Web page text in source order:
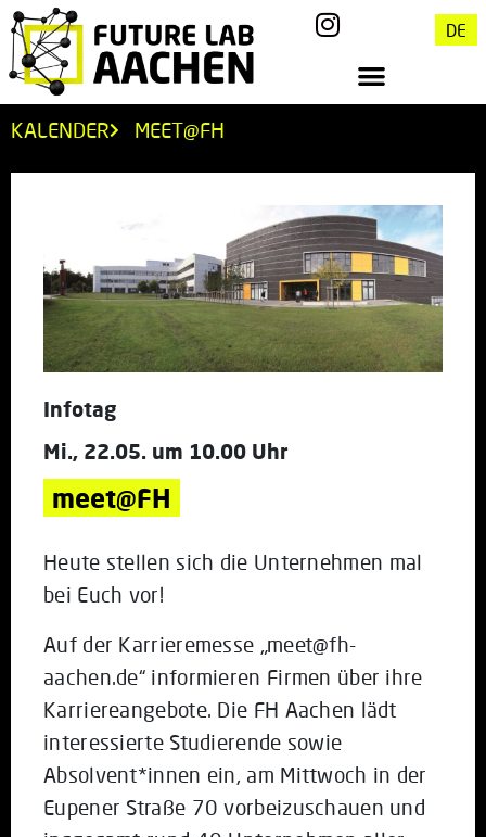
DE
KALENDER MEET@FH
Infotag
Mi., 22.05. um 10.00 Uhr
meet@FH
Heute stellen sich die Unternehmen mal
bei Euch vor!
Auf der Karrieremesse „meet@fh-
aachen.de“ informieren Firmen über ihre
Karriereangebote. Die FH Aachen lädt
interessierte Studierende sowie
Absolvent*innen ein, am Mittwoch in der
Eupener Straße 70 vorbeizuschauen und